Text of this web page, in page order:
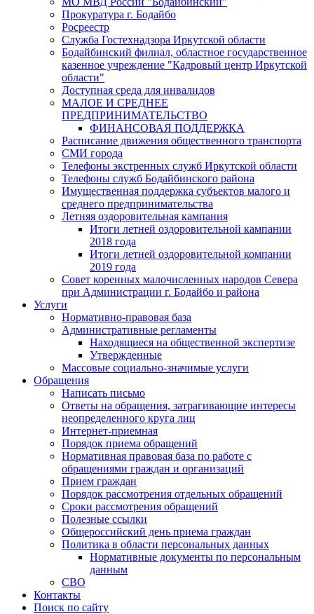
Прокуратура г. Бодайбо
Росреестр
Служба Гостехнадзора Иркутской области
Бодайбинский филиал, областное государственное
казенное учреждение "Кадровый центр Иркутской
области"
Доступная среда для инвалидов
МАЛОЕ И СРЕДНЕЕ
ПРЕДПРИНИМАТЕЛЬСТВО
ФИНАНСОВАЯ ПОДДЕРЖКА
Расписание движения общественного транспорта
СМИ города
Телефоны экстренных служб Иркутской области
Телефоны служб Бодайбинского района
Имущественная поддержка субъектов малого и
среднего предпринимательства
Летняя оздоровительная кампания
Итоги летней оздоровительной кампании
2018 года
Итоги летней оздоровительной компании
2019 года
Совет коренных малочисленных народов Севера
при Администрации г. Бодайбо и района
Услуги
Нормативно-правовая база
Административные регламенты
Находящиеся на общественной экспертизе
Утвержденные
Массовые социально-значимые услуги
Обращения
Написать письмо
Ответы на обращения, затрагивающие интересы
неопределенного круга лиц
Интернет-приемная
Порядок приема обращений
Нормативная правовая база по работе с
обращениями граждан и организаций
Прием граждан
Порядок рассмотрения отдельных обращений
Сроки рассмотрения обращений
Полезные ссылки
Общероссийский день приема граждан
Политика в области персональных данных
Нормативные документы по персональным
данным
СВО
Контакты
Поиск по сайту